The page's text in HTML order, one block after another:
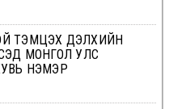
ТЭМЦЭХ ДЭЛХИЙН
МОНГОЛ УЛС
НЭМЭР